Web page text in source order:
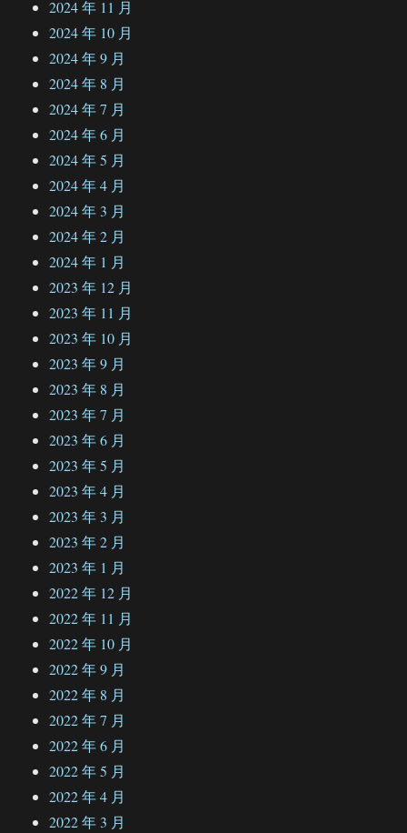
2024 年 11 月
2024 年 10 月
2024 年 9 月
2024 年 8 月
2024 年 7 月
2024 年 6 月
2024 年 5 月
2024 年 4 月
2024 年 3 月
2024 年 2 月
2024 年 1 月
2023 年 12 月
2023 年 11 月
2023 年 10 月
2023 年 9 月
2023 年 8 月
2023 年 7 月
2023 年 6 月
2023 年 5 月
2023 年 4 月
2023 年 3 月
2023 年 2 月
2023 年 1 月
2022 年 12 月
2022 年 11 月
2022 年 10 月
2022 年 9 月
2022 年 8 月
2022 年 7 月
2022 年 6 月
2022 年 5 月
2022 年 4 月
2022 年 3 月